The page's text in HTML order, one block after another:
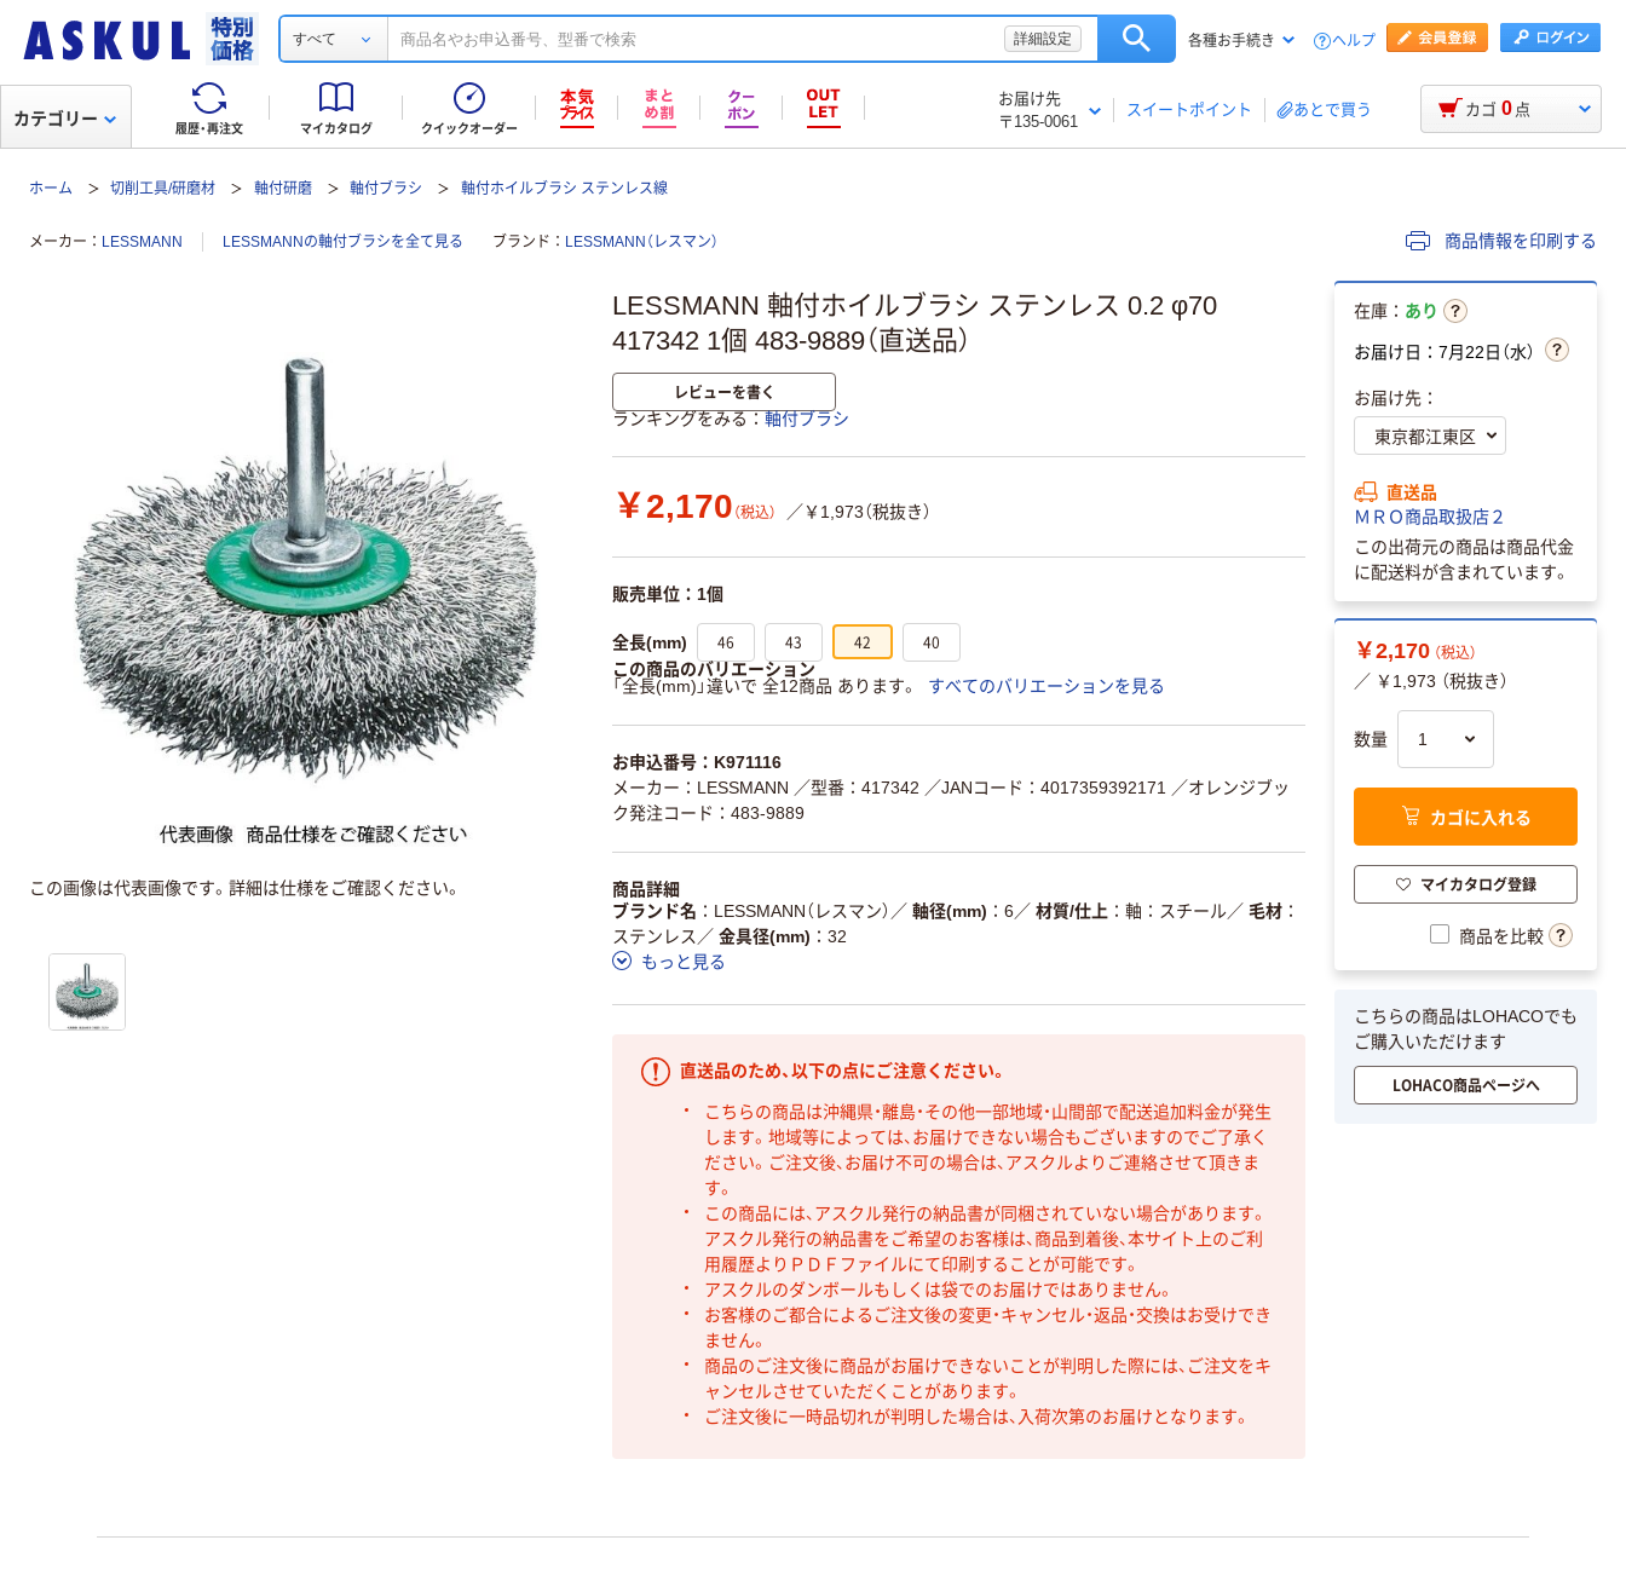
すべて 詳細設定 各種お手続き ヘルプ
履歴・再注文 マイカタログ クイックオーダー
お届け先
〒135-0061
スイートポイント あとで買う
カテゴリー カゴ 0 点
ホーム 切削工具/研磨材 軸付研磨 軸付ブラシ 軸付ホイルブラシ ステンレス線
メーカー LESSMANN LESSMANNの軸付ブラシを全て見る ブランド LESSMANN（レスマン） 商品情報を印刷する
LESSMANN 軸付ホイルブラシ ステンレス 0.2 φ70
417342 1個 483-9889（直送品）
レビューを書く
ランキングをみる 軸付ブラシ
￥2,170 （税込） ／￥1,973（税抜き）
販売単位：1個
全長(mm) 46 43 42 40
この商品のバリエーション
「全長(mm)」違いで 全12商品 あります。
すべてのバリエーションを見る
お申込番号：K971116
メーカー：LESSMANN ／型番：417342 ／JANコード：4017359392171
／オレンジブッ
ク発注コード：483-9889
商品詳細
ブランド名
LESSMANN（レスマン） ／ 軸径(mm) 6／ 材質/仕上 軸：スチール／ 毛材
ステンレス ／ 金具径(mm)
32
もっと見る
直送品のため、以下の点にご注意ください。
こちらの商品は沖縄県・離島・その他一部地域・山間部で配送追加料金が発生
します。地域等によっては、お届けできない場合もございますのでご了承く
ださい。ご注文後、お届け不可の場合は、アスクルよりご連絡させて頂きま
す。
この商品には、アスクル発行の納品書が同梱されていない場合があります。
アスクル発行の納品書をご希望のお客様は、商品到着後、本サイト上のご利
用履歴よりＰＤＦファイルにて印刷することが可能です。
アスクルのダンボールもしくは袋でのお届けではありません。
お客様のご都合によるご注文後の変更・キャンセル・返品・交換はお受けでき
ません。
商品のご注文後に商品がお届けできないことが判明した際には、ご注文をキ
ャンセルさせていただくことがあります。
ご注文後に一時品切れが判明した場合は、入荷次第のお届けとなります。
この画像は代表画像です。詳細は仕様をご確認ください。
在庫： あり
お届け日：7月22日（水）
お届け先：
直送品
ＭＲＯ商品取扱店２
この出荷元の商品は商品代金
に配送料が含まれています。
￥2,170 （税込）
／ ￥1,973 （税抜き）
数量
カゴに入れる
マイカタログ登録
商品を比較
こちらの商品はLOHACOでも
ご購入いただけます
LOHACO商品ページへ